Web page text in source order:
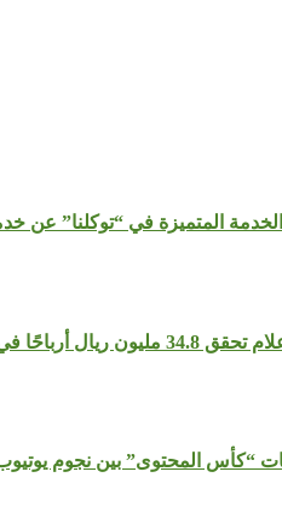
المتميزة في “توكلنا” عن
الأول بزيادة 64%
“كأس المحتوى” بين نجوم